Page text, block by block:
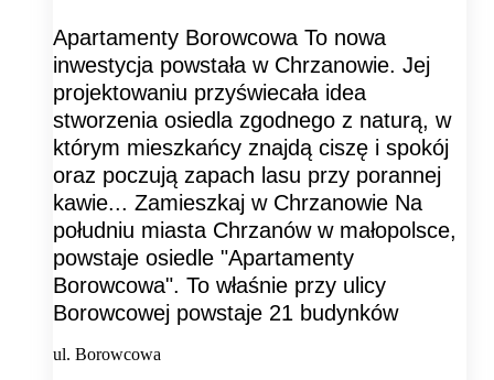
Apartamenty Borowcowa To nowa
inwestycja powstała w Chrzanowie. Jej
projektowaniu przyświecała idea
stworzenia osiedla zgodnego z naturą, w
którym mieszkańcy znajdą ciszę i spokój
oraz poczują zapach lasu przy porannej
kawie... Zamieszkaj w Chrzanowie Na
południu miasta Chrzanów w małopolsce,
powstaje osiedle "Apartamenty
Borowcowa". To właśnie przy ulicy
Borowcowej powstaje 21 budynków
ul. Borowcowa